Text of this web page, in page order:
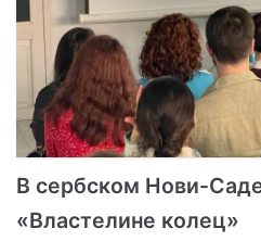
В сербском Нови-
«Властелине колец»